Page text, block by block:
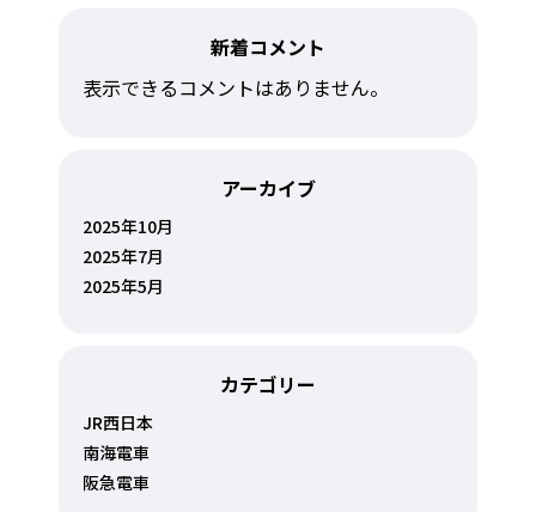
新着コメント
表示できるコメントはありません。
アーカイブ
2025年10月
2025年7月
2025年5月
カテゴリー
JR西日本
南海電車
阪急電車